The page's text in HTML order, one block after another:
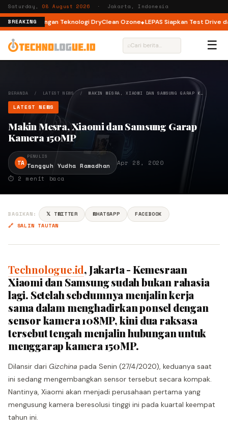
Saturday,08 August 2026 · Jakarta, Indonesia
BREAKING
Load dengan Teknologi DryClean Ozone LEPAS Siapkan Test Drive
⌕ ☰
BERANDA / LATEST NEWS/ MAKIN MESRA, XIAOMI DAN SAMSUNG GARAP K…
LATEST NEWS
Makin Mesra, Xiaomi dan Samsung Garap
Kamera 150MP
TA
PENULIS
Tangguh Yudha Ramadhan
Apr 28, 2020
⏱ 2 menit baca
BAGIKAN: 𝕏 TWITTER WHATSAPP
FACEBOOK
🔗 SALIN TAUTAN
Technologue.id, Jakarta - Kemesraan
Xiaomi dan Samsung sudah bukan rahasia
lagi. Setelah sebelumnya menjalin kerja
sama dalam menghadirkan ponsel dengan
sensor kamera 108MP, kini dua raksasa
tersebut tengah menjalin hubungan untuk
menggarap kamera 150MP.
Dilansir dari Gizchina pada Senin (27/4/2020), keduanya saat
ini sedang mengembangkan sensor tersebut secara kompak.
Nantinya, Xiaomi akan menjadi perusahaan pertama yang
mengusung kamera beresolusi tinggi ini pada kuartal keempat
tahun ini.